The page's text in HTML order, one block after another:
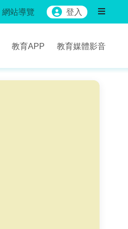
網站導覽 登入
教育APP 教育媒體影音